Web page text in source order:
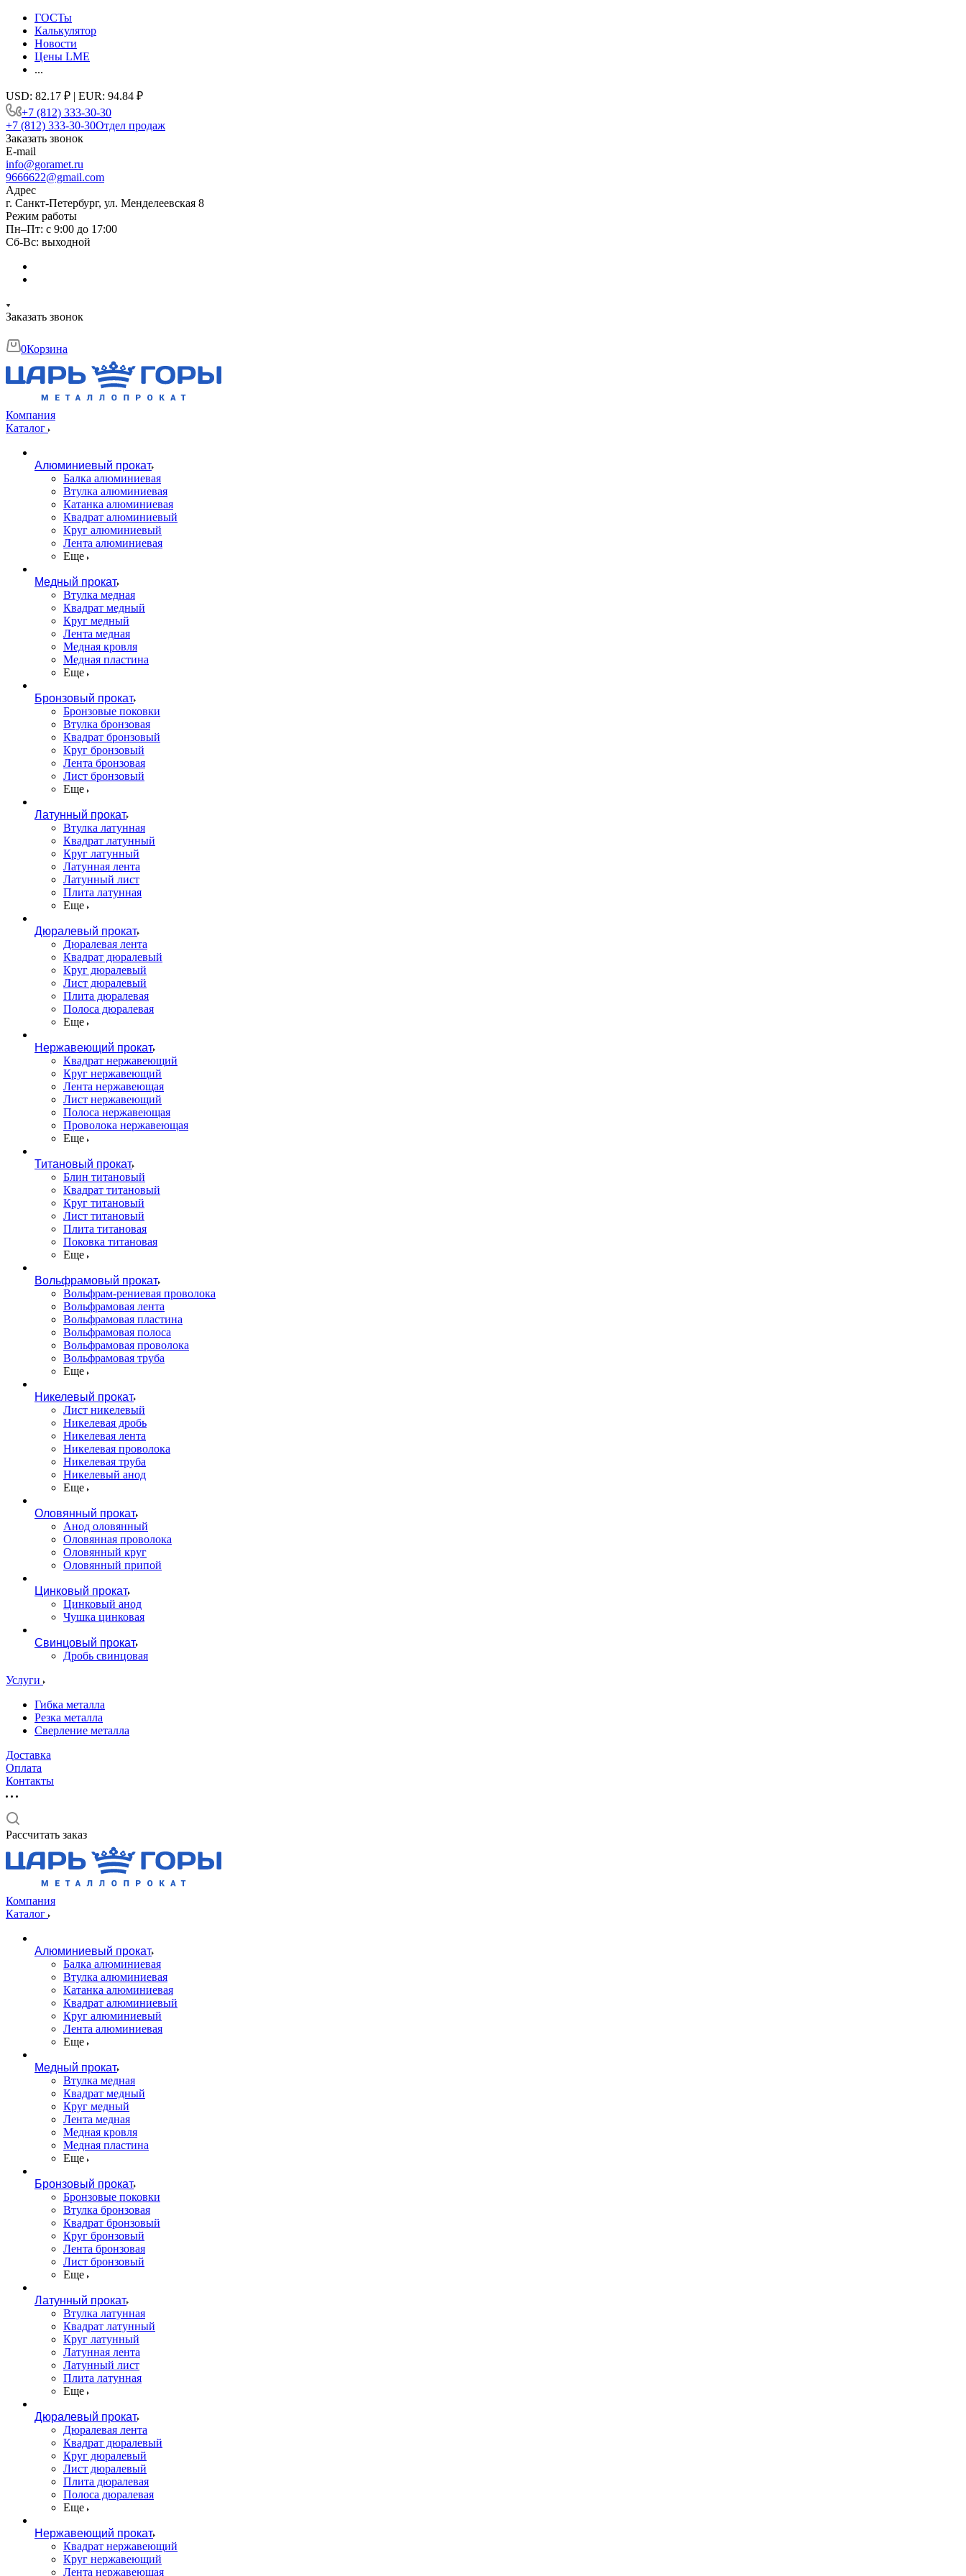
ГОСТы
Калькулятор
Новости
Цены LME
...
USD: 82.17 ₽ | EUR: 94.84 ₽
+7 (812) 333-30-30
+7 (812) 333-30-30Отдел продаж
Заказать звонок
E-mail
info@goramet.ru
9666622@gmail.com
Адрес
г. Санкт-Петербург, ул. Менделеевская 8
Режим работы
Пн–Пт: с 9:00 до 17:00
Сб-Вс: выходной
Заказать звонок
0Корзина
Компания
Каталог
Алюминиевый прокат
Балка алюминиевая
Втулка алюминиевая
Катанка алюминиевая
Квадрат алюминиевый
Круг алюминиевый
Лента алюминиевая
Еще
Медный прокат
Втулка медная
Квадрат медный
Круг медный
Лента медная
Медная кровля
Медная пластина
Еще
Бронзовый прокат
Бронзовые поковки
Втулка бронзовая
Квадрат бронзовый
Круг бронзовый
Лента бронзовая
Лист бронзовый
Еще
Латунный прокат
Втулка латунная
Квадрат латунный
Круг латунный
Латунная лента
Латунный лист
Плита латунная
Еще
Дюралевый прокат
Дюралевая лента
Квадрат дюралевый
Круг дюралевый
Лист дюралевый
Плита дюралевая
Полоса дюралевая
Еще
Нержавеющий прокат
Квадрат нержавеющий
Круг нержавеющий
Лента нержавеющая
Лист нержавеющий
Полоса нержавеющая
Проволока нержавеющая
Еще
Титановый прокат
Блин титановый
Квадрат титановый
Круг титановый
Лист титановый
Плита титановая
Поковка титановая
Еще
Вольфрамовый прокат
Вольфрам-рениевая проволока
Вольфрамовая лента
Вольфрамовая пластина
Вольфрамовая полоса
Вольфрамовая проволока
Вольфрамовая труба
Еще
Никелевый прокат
Лист никелевый
Никелевая дробь
Никелевая лента
Никелевая проволока
Никелевая труба
Никелевый анод
Еще
Оловянный прокат
Анод оловянный
Оловянная проволока
Оловянный круг
Оловянный припой
Цинковый прокат
Цинковый анод
Чушка цинковая
Свинцовый прокат
Дробь свинцовая
Услуги
Гибка металла
Резка металла
Сверление металла
Доставка
Оплата
Контакты
Рассчитать заказ
Компания
Каталог
Алюминиевый прокат
Балка алюминиевая
Втулка алюминиевая
Катанка алюминиевая
Квадрат алюминиевый
Круг алюминиевый
Лента алюминиевая
Еще
Медный прокат
Втулка медная
Квадрат медный
Круг медный
Лента медная
Медная кровля
Медная пластина
Еще
Бронзовый прокат
Бронзовые поковки
Втулка бронзовая
Квадрат бронзовый
Круг бронзовый
Лента бронзовая
Лист бронзовый
Еще
Латунный прокат
Втулка латунная
Квадрат латунный
Круг латунный
Латунная лента
Латунный лист
Плита латунная
Еще
Дюралевый прокат
Дюралевая лента
Квадрат дюралевый
Круг дюралевый
Лист дюралевый
Плита дюралевая
Полоса дюралевая
Еще
Нержавеющий прокат
Квадрат нержавеющий
Круг нержавеющий
Лента нержавеющая